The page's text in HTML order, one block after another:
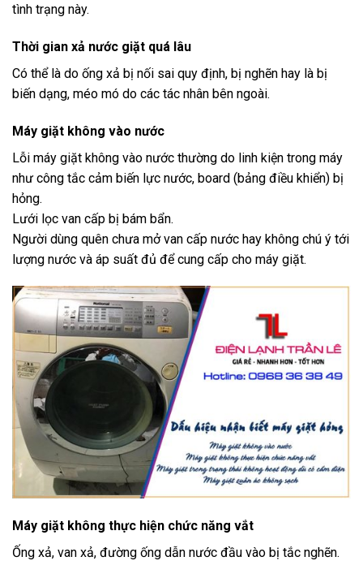
tình trạng này.
Thời gian xả nước giặt quá lâu
Có thể là do ống xả bị nối sai quy định, bị nghẽn hay là bị
biến dạng, méo mó do các tác nhân bên ngoài.
Máy giặt không vào nước
Lỗi máy giặt không vào nước thường do linh kiện trong máy
như công tắc cảm biến lực nước, board (bảng điều khiển) bị
hỏng.
Lưới lọc van cấp bị bám bẩn.
Người dùng quên chưa mở van cấp nước hay không chú ý tới
lượng nước và áp suất đủ để cung cấp cho máy giặt.
Máy giặt không thực hiện chức năng vắt
Ống xả, van xả, đường ống dẫn nước đầu vào bị tắc nghẽn.